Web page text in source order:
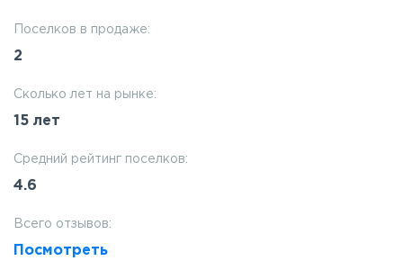
Поселков в продаже:
2
Сколько лет на рынке:
15 лет
Средний рейтинг поселков:
4.6
Всего отзывов:
Посмотреть